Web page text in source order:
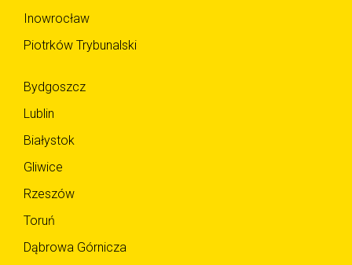
Inowrocław
Piotrków Trybunalski
Bydgoszcz
Lublin
Białystok
Gliwice
Rzeszów
Toruń
Dąbrowa Górnicza